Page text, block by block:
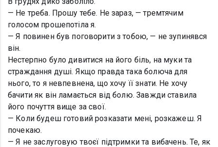
— Не треба. Прошу тебе. Не зараз, — тремтячим
голосом прошепотіла я.
— Я повинен був поговорити з тобою, — не зупинявся
він.
Нестерпно було дивитися на його біль, на муки та
страждання душі. Якщо правда така болюча для
нього, то я невпевнена, що хочу її знати. Не хочу
бачити як він ламається від болю. Завжди ставила
його почуття вище за свої.
— Коли будеш готовий розказати мені, розкажеш. Я
почекаю.
— Я не заслуговую твоєї підтримки та вибачень. Те, як